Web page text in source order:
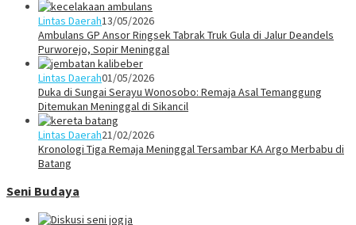
Lintas Daerah13/05/2026
Ambulans GP Ansor Ringsek Tabrak Truk Gula di Jalur Deandels
Purworejo, Sopir Meninggal
Lintas Daerah01/05/2026
Duka di Sungai Serayu Wonosobo: Remaja Asal Temanggung
Ditemukan Meninggal di Sikancil
Lintas Daerah21/02/2026
Kronologi Tiga Remaja Meninggal Tersambar KA Argo Merbabu di
Batang
Seni Budaya